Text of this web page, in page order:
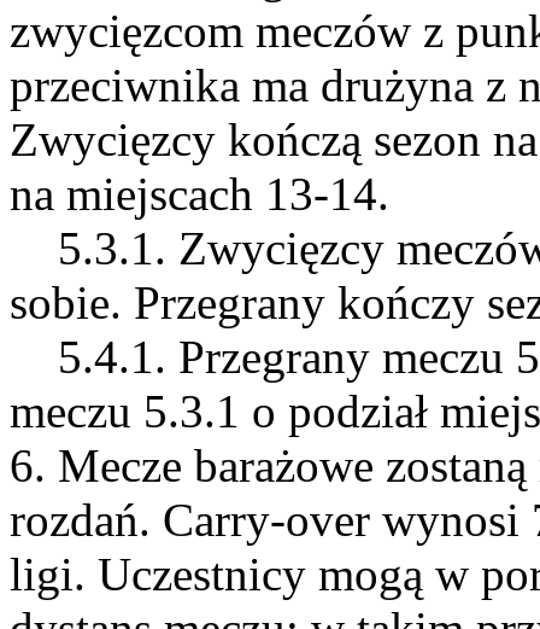
zwycięzcom meczów z
przeciwnika ma drużyna z
Zwycięzcy kończą sezon
na miejscach 13-14.
5.3.1. Zwycięzcy
sobie. Przegrany kończy
5.4.1. Przegrany meczu
meczu 5.3.1 o podział
6. Mecze barażowe
rozdań. Carry-over
ligi. Uczestnicy mogą w